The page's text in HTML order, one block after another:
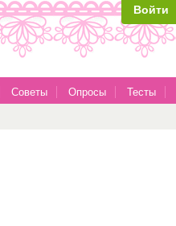
Войти
Советы Опросы Тесты